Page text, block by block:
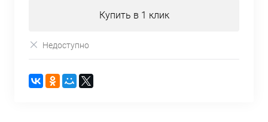
Купить в 1 клик
Недоступно